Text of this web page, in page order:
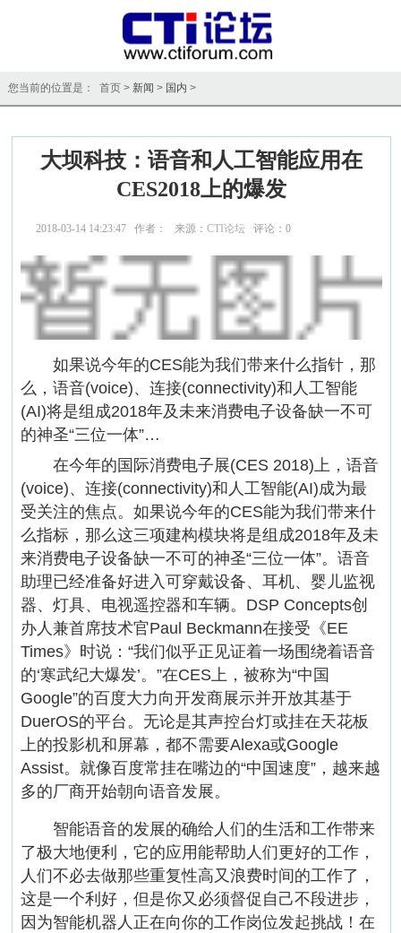
您当前的位置是： 首页 > 新闻 > 国内 >
大坝科技：语音和人工智能应用在
CES2018上的爆发
2018-03-14 14:23:47 作者： 来源：CTI论坛 评论：0
如果说今年的CES能为我们带来什么指针，那
么，语音(voice)、连接(connectivity)和人工智能
(AI)将是组成2018年及未来消费电子设备缺一不可
的神圣“三位一体”…
在今年的国际消费电子展(CES 2018)上，语音
(voice)、连接(connectivity)和人工智能(AI)成为最
受关注的焦点。如果说今年的CES能为我们带来什
么指标，那么这三项建构模块将是组成2018年及未
来消费电子设备缺一不可的神圣“三位一体”。语音
助理已经准备好进入可穿戴设备、耳机、婴儿监视
器、灯具、电视遥控器和车辆。DSP Concepts创
办人兼首席技术官Paul Beckmann在接受《EE
Times》时说：“我们似乎正见证着一场围绕着语音
的‘寒武纪大爆发’。”在CES上，被称为“中国
Google”的百度大力向开发商展示并开放其基于
DuerOS的平台。无论是其声控台灯或挂在天花板
上的投影机和屏幕，都不需要Alexa或Google
Assist。就像百度常挂在嘴边的“中国速度”，越来越
多的厂商开始朝向语音发展。
智能语音的发展的确给人们的生活和工作带来
了极大地便利，它的应用能帮助人们更好的工作，
人们不必去做那些重复性高又浪费时间的工作了，
这是一个利好，但是你又必须督促自己不段进步，
因为智能机器人正在向你的工作岗位发起挑战！在